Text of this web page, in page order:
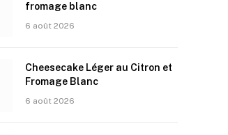
fromage blanc
6 août 2026
Cheesecake Léger au Citron et
Fromage Blanc
6 août 2026